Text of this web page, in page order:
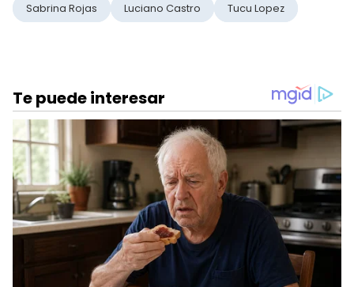
Sabrina Rojas Luciano Castro Tucu Lopez